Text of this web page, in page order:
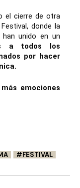
el cierre de otra
donde la
unido en un
a todos los
por hacer
emociones
FESTIVAL